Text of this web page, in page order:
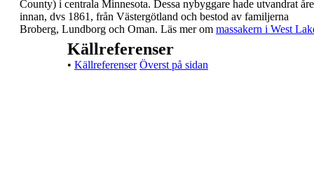
Källreferenser
• Källreferenser Överst på sidan
County) i centrala Minnesota. Dessa nybyggare hade utvandrat
innan, dvs 1861, från Västergötland och bestod av familjerna
Broberg, Lundborg och Oman. Läs mer om massakern i West